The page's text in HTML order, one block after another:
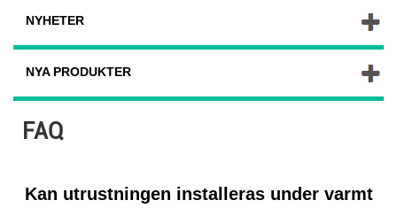
NYHETER
NYA PRODUKTER
FAQ
Kan utrustningen installeras under varmt